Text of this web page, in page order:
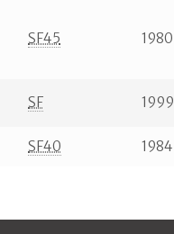
SF45 1980
SF 1999
SF40 1984